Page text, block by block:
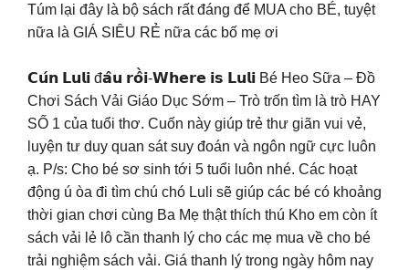
Túm lại đây là bộ sách rất đáng để MUA cho BÉ, tuyệt
nữa là GIÁ SIÊU RẺ nữa các bố mẹ ơi
𝗖𝘂́𝗻 𝗟𝘂𝗹𝗶 đ𝗮̂𝘂 𝗿𝗼̂̀𝗶-𝗪𝗵𝗲𝗿𝗲 𝗶𝘀 𝗟𝘂𝗹𝗶 Bé Heo Sữa – Đồ
Chơi Sách Vải Giáo Dục Sớm – Trò trốn tìm là trò HAY
SỐ 1 của tuổi thơ. Cuốn này giúp trẻ thư giãn vui vẻ,
luyện tư duy quan sát suy đoán và ngôn ngữ cực luôn
ạ. P/s: Cho bé sơ sinh tới 5 tuổi luôn nhé. Các hoạt
động ú òa đi tìm chú chó Luli sẽ giúp các bé có khoảng
thời gian chơi cùng Ba Mẹ thật thích thú Kho em còn ít
sách vải lẻ lô cần thanh lý cho các mẹ mua về cho bé
trải nghiệm sách vải. Giá thanh lý trong ngày hôm nay